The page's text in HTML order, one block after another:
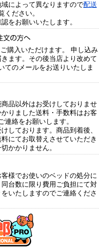
によって異なりますので配送
ください。
をお願いいたします。
購入いただけます。 申し込み
ます。その後当店より改めて
てのメールをお送りいたしま
品以外はお受けしておりませ
りました送料・手数料はお客
絡をお願いします。
しております。商品到着後、
にてお取替えさせていただき
かかりません。
様でお使いのベッドの処分に
台数に限り費用ご負担にて対
いたしますのでご連絡くださ